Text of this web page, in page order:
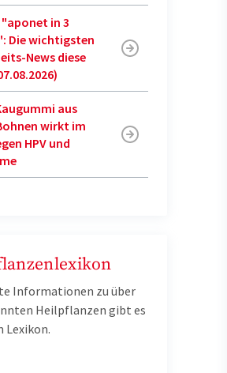
in 3
Die wichtigsten
News diese
aus
wirkt im
HPV und
Informationen zu über
Heilpflanzen gibt es
Lexikon.